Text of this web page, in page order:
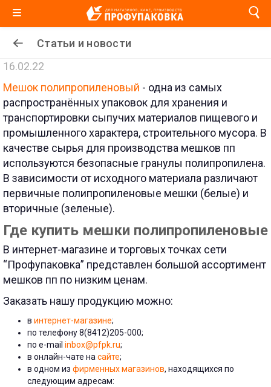
Статьи и новости
16.02.22
Мешок полипропиленовый - одна из самых
распространённых упаковок для хранения и
транспортировки сыпучих материалов пищевого и
промышленного характера, строительного мусора. В
качестве сырья для производства мешков пп
используются безопасные гранулы полипропилена.
В зависимости от исходного материала различают
первичные полипропиленовые мешки (белые) и
вторичные (зеленые).
Где купить мешки полипропиленовые
В интернет-магазине и торговых точках сети
“Профупаковка” представлен большой ассортимент
мешков пп по низким ценам.
Заказать нашу продукцию можно:
в интернет-магазине;
по телефону 8(8412)205-000;
по e-mail inbox@pfpk.ru;
в онлайн-чате на сайте;
в одном из фирменных магазинов, находящихся по
следующим адресам: